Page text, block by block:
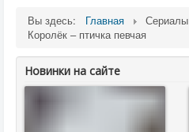
Вы здесь: Главная
Сериалы
Королёк – птичка певчая
Новинки на сайте